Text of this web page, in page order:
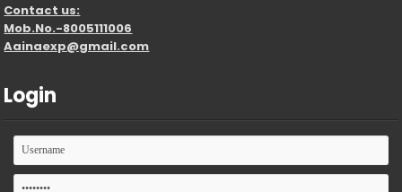
Contact us:
Mob.No.-8005111006
Aainaexp@gmail.com
Login